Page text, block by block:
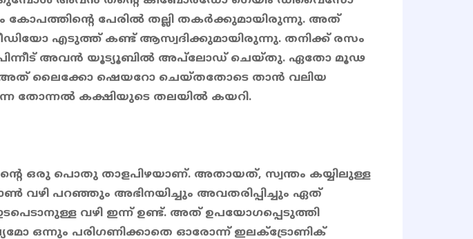
കോപത്തിന്റെ പേരിൽ തല്ലി തകർക്കുമായിരുന്നു. അത്
എടുത്ത് കണ്ട് ആസ്വദിക്കുമായിരുന്നു. തനിക്ക് രസം
അവൻ യൂട്യൂബിൽ അപ്‌ലോഡ് ചെയ്തു. ഏതോ മൂഢ
ലൈക്കോ ഷെയറോ ചെയ്തതോടെ താൻ വലിയ
തോന്നൽ കക്ഷിയുടെ തലയിൽ കയറി.
ഒരു പൊതു താളപിഴയാണ്. അതായത്, സ്വന്തം കയ്യിലുള്ള
പറഞ്ഞും അഭിനയിച്ചും അവതരിപ്പിച്ചും ഏത്
വഴി ഇന്ന് ഉണ്ട്. അത് ഉപയോഗപ്പെടുത്തി
ഒന്നും പരിഗണിക്കാതെ ഓരോന്ന് ഇലക്ട്രോണിക്